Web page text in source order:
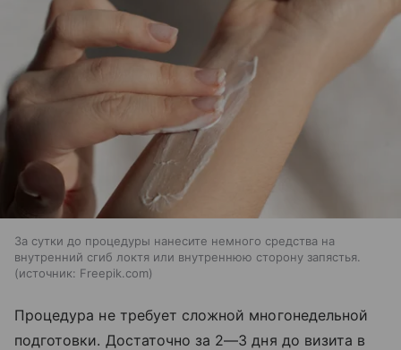
За сутки до процедуры нанесите немного средства на
внутренний сгиб локтя или внутреннюю сторону запястья.
источник: Freepik.com
Процедура не требует сложной многонедельной
подготовки. Достаточно за 2—3 дня до визита в